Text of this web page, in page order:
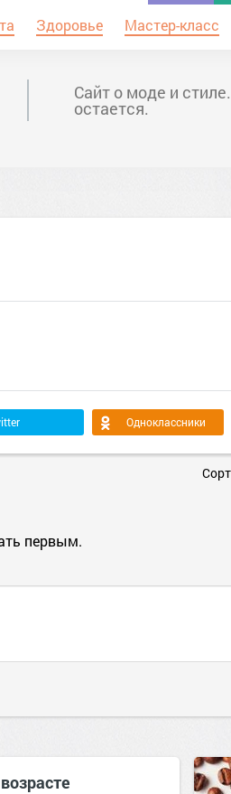
Здоровье Мастер-класс
Сайт о моде и
остается.
Одноклассники
первым.